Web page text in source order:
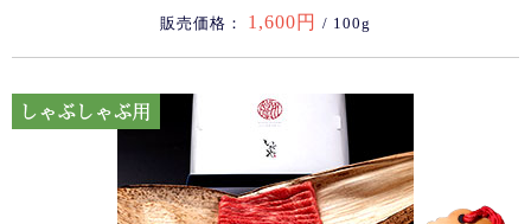
販売価格： 1,600円 / 100g